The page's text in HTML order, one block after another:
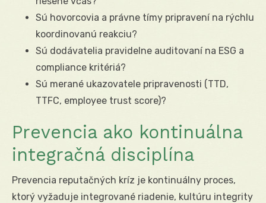
Sú hovorcovia a právne tímy pripravení na rýchlu
koordinovanú reakciu?
Sú dodávatelia pravidelne auditovaní na ESG a
compliance kritériá?
Sú merané ukazovatele pripravenosti (TTD,
TTFC, employee trust score)?
Prevencia ako kontinuálna
integračná disciplína
Prevencia reputačných kríz je kontinuálny proces,
ktorý vyžaduje integrované riadenie, kultúru integrity